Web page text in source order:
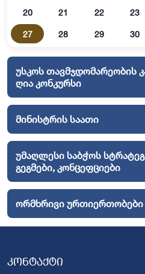
20 21 22 23
27 28 29 30
უსკოს თავმჯდომარეობის
ღია კონკურსი
მინისტრის საათი
უმაღლესი საბჭოს
გეგმები, კონცეფციები
ორმხრივი ურთიერთობები
კონტაქტი